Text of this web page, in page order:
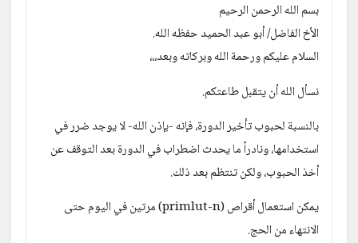
بسم الله الرحمن الرحيم
الأخ الفاضل/ أبو عبد الحميد حفظه الله.
السلام عليكم ورحمة الله وبركاته وبعد،،،
نسأل الله أن يتقبل طاعتكم.
أخذ الحبوب، ولكن تنتظم بعد ذلك.
الانتهاء من الحج.